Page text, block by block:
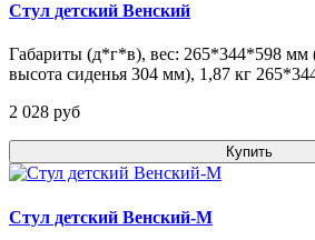
Стул детский Венский
Габариты (д*г*в), вес: 265*344*598 мм
высота сиденья 304 мм), 1,87 кг
2 028 pуб
Купить
Стул детский Венский-М